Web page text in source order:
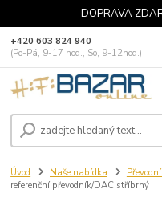
DOPRAVA
+420 603 824 940
(Po-Pá, 9-17 hod., So, 9-12hod.)
Úvod Naše nabídka
referenční převodník/DAC stříbrný